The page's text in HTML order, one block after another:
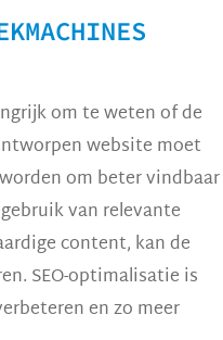
om te weten of de
website moet
om beter vindbaar
van relevante
content, kan de
SEO-optimalisatie is
en zo meer